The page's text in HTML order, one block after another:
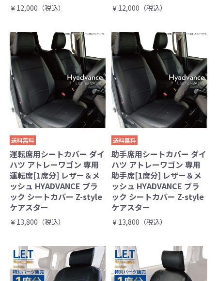
￥12,000（税込） ￥12,000（税込）
送料無料
運転席用シートカバー ダイ
ハツ アトレーワゴン 専用
運転席[1席分] レザー＆メ
ッシュ HYADVANCE ブラ
ック シートカバー Z-style
ケアスター
￥13,800（税込）
送料無料
助手席用シートカバー ダイ
ハツ アトレーワゴン 専用
助手席[1席分] レザー＆メ
ッシュ HYADVANCE ブラ
ック シートカバー Z-style
ケアスター
￥13,800（税込）